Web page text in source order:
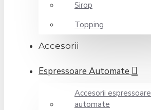
Sirop
Topping
Accesorii
Espressoare Automate
Accesorii espressoare
automate